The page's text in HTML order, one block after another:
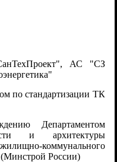
АС "СЗ
по стандартизации ТК
Департаментом
и архитектуры
коммунального
(Минстрой России)